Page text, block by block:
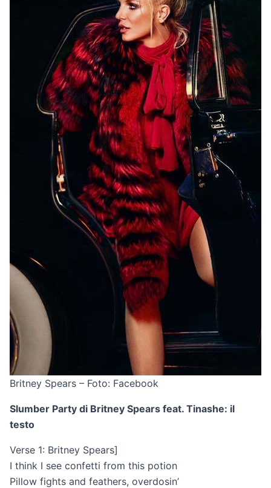
Britney Spears – Foto: Facebook
Slumber Party di Britney Spears feat. Tinashe: il
testo
Verse 1: Britney Spears]
I think I see confetti from this potion
Pillow fights and feathers, overdosin’